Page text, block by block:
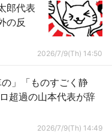
郎代表
の反
2026/7/9(Th) 14:50
」「ものすごく静
超過の山本代表が辞
2026/7/9(Th) 14:49